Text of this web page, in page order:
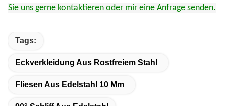
Sie uns gerne kontaktieren oder mir eine Anfrage senden.
Tags:
Eckverkleidung Aus Rostfreiem Stahl
Fliesen Aus Edelstahl 10 Mm